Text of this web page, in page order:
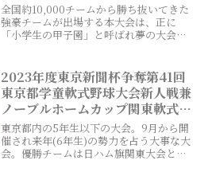
全国約10,000チームから勝ち抜いてきた
強豪チームが出場する本大会は、正に
「小学生の甲子園」と呼ばれ夢の大会と
オリンピック・パラリンピックの関係で
新潟県での開催）。日本マクドナルド
(株)の協賛を受け、毎年小学生球児の熱い
夏を応援していただいている。第1回大会
は昭和56年。平成9年第17回大会より高
円宮杯が下賜された。第40回大会は、新
型コロナウイルス感染拡大のため中止と
なった。
2023年度東京新聞杯争奪第41回
東京都学童軟式野球大会新人戦兼
ノーブルホームカップ関東軟式野
球秋季（新人）東京都大会
東京都内の5年生以下の大会。9月から開
催され来年(6年生)の勢力を占う大事な大
会。優勝チームは日ハム旗関東大会と次